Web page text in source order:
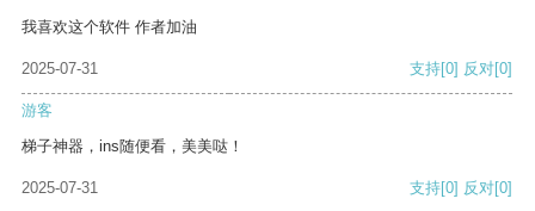
我喜欢这个软件 作者加油
2025-07-31 支持[0] 反对[0]
游客
梯子神器，ins随便看，美美哒！
2025-07-31 支持[0] 反对[0]